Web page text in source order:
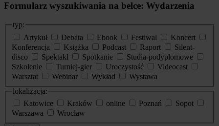
Formularz wyszukiwania na belce: Wydarzenia
typ:
Artykuł
Debata Ebook Festiwal
Koncert
Konferencja
Książka Podcast Raport
Silent-
disco
Spektakl Spotkanie
Studia-podyplomowe
Szkolenie
Turniej-gier Uroczystość
Videocast
Warsztat
Webinar Wykład
Wystawa
lokalizacja:
Katowice
Kraków online Poznań
Sopot
Warszawa
Wrocław